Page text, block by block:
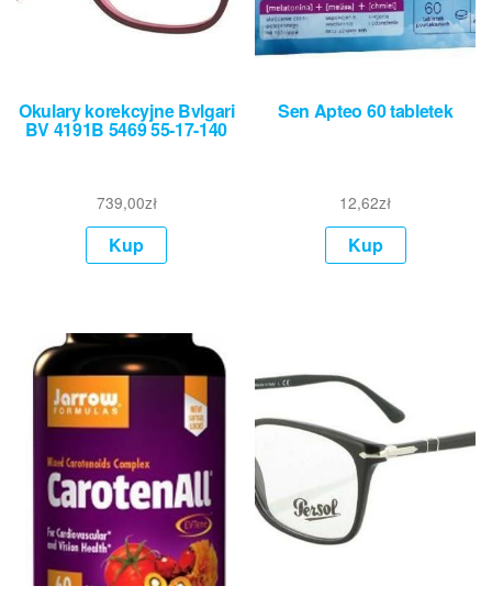
Okulary korekcyjne Bvlgari
BV 4191B 5469 55-17-140
739,00zł
Kup
Sen Apteo 60 tabletek
12,62zł
Kup